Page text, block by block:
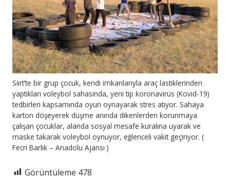
Siirt’te bir grup çocuk, kendi imkanlarıyla araç lastiklerinden
yaptıkları voleybol sahasında, yeni tip koronavirüs (Kovid-19)
tedbirleri kapsamında oyun oynayarak stres atıyor. Sahaya
karton döşeyerek düşme anında dikenlerden korunmaya
çalışan çocuklar, alanda sosyal mesafe kuralına uyarak ve
maske takarak voleybol oynuyor, eğlenceli vakit geçiriyor. (
Fecri Barlık – Anadolu Ajansı )
Görüntüleme 478